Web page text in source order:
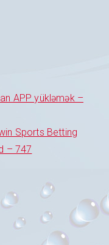
APP yükləmək –
Sports Betting
– 747